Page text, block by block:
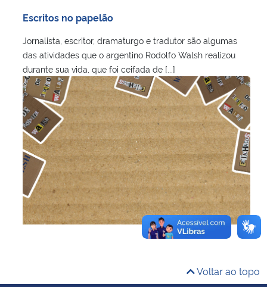
Ministério da Saúde
Ministério de Minas e Energia
Ministério da Ciência, Tecnologia, Inovações e Comunicações
Ministério do Meio Ambiente
Ministério do Turismo
Ministério do Desenvolvimento Regional
Escritos no papelão
Jornalista, escritor, dramaturgo e tradutor são algumas
das atividades que o argentino Rodolfo Walsh realizou
durante sua vida, que foi ceifada de [...]
Voltar ao topo